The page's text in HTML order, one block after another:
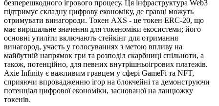
безперешкодного ігрового процесу. Ця інфраструктура Web3
підтримує складну цифрову економіку, де гравці можуть
отримувати винагороди. Токен AXS - це токен ERC-20, що
має вирішальне значення для токеноміки екосистеми; його
основні утиліти включають стейкінг для отримання
винагород, участь у голосуваннях з метою впливу на
майбутній напрямок гри та розподіл скарбниці спільноти, а
також, потенційно, для певних внутрішньоігрових платежів.
Axie Infinity є важливим гравцем у сфері GameFi та NFT,
сприяючи впровадженню ігор на блокчейні та демонструючи
потенціал цифрової економіки, заснованої на ланцюжку
токенів.